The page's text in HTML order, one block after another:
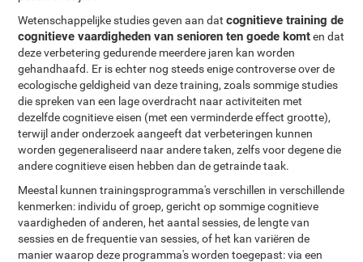
Wetenschappelijke studies geven aan datcognitieve training de
cognitieve vaardigheden van senioren ten goede komten dat
deze verbetering gedurende meerdere jaren kan worden
gehandhaafd. Er is echter nog steeds enige controverse over de
ecologische geldigheid van deze training, zoals sommige studies
die spreken van een lage overdracht naar activiteiten met
dezelfde cognitieve eisen (met een verminderde effect grootte),
terwijl ander onderzoek aangeeft dat verbeteringen kunnen
worden gegeneraliseerd naar andere taken, zelfs voor degene die
andere cognitieve eisen hebben dan de getrainde taak.
Meestal kunnen trainingsprogramma's verschillen in verschillende
kenmerken: individu of groep, gericht op sommige cognitieve
vaardigheden of anderen, het aantal sessies, de lengte van
sessies en de frequentie van sessies, of het kan variëren de
manier waarop deze programma's worden toegepast: via een